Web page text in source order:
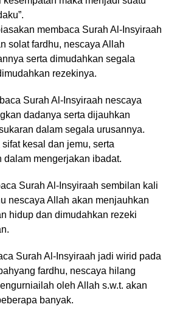
membaca Surah Al-Insyiraah
solat fardhu, nescaya Allah
serta dimudahkan segala
rezekinya.
Surah Al-Insyiraah nescaya
dadanya serta dijauhkan
dalam segala urusannya.
kesal dan jemu, serta
dalam mengerjakan ibadat.
Surah Al-Insyiraah sembilan kali
nescaya Allah akan menjauhkan
hidup dan dimudahkan rezeki
Surah Al-Insyiraah jadi wirid pada
fardhu, nescaya hilang
oleh Allah s.w.t. akan
banyak.